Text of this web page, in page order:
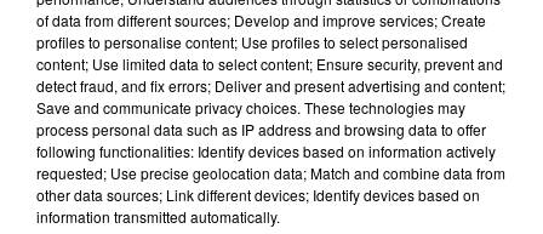
l'animal.
Musique
RÜFÜS DU SOL annonce un nouvel
of data from different sources; Develop and improve services; Create
profiles to personalise content; Use profiles to select personalised
content; Use limited data to select content; Ensure security, prevent and
detect fraud, and fix errors; Deliver and present advertising and content;
Save and communicate privacy choices. These technologies may
process personal data such as IP address and browsing data to offer
following functionalities: Identify devices based on information actively
requested; Use precise geolocation data; Match and combine data from
other data sources; Link different devices; Identify devices based on
information transmitted automatically.